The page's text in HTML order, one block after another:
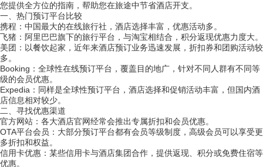
您提供全方位的指南，帮助您在旅途中节省酒店开支。
一、热门预订平台比较
携程：中国最大的在线旅行社，酒店选择丰富，优惠活动多。
飞猪：阿里巴巴旗下的旅行平台，与淘宝相结合，积分返现优惠力度大。
美团：以餐饮起家，近年来酒店预订业务迅速发展，折扣券和团购活动较
多。
Booking：全球性在线预订平台，覆盖目的地广，针对不同人群有不同等
级的会员优惠。
Expedia：同样是全球性预订平台，酒店选择和促销活动丰富，但国内酒
店信息相对较少。
二、寻找优惠渠道
官方网站：各大酒店官网经常会推出专属折扣和会员优惠。
OTA平台会员：大部分预订平台都有会员等级制度，高级会员可以享受更
多折扣和权益。
信用卡优惠：某些信用卡与酒店集团合作，提供返现、积分或免费住宿等
优惠。